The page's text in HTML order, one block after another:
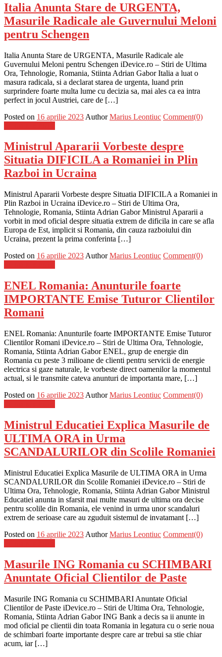
Italia Anunta Stare de URGENTA,
Masurile Radicale ale Guvernului Meloni
pentru Schengen
Italia Anunta Stare de URGENTA, Masurile Radicale ale
Guvernului Meloni pentru Schengen iDevice.ro – Stiri de Ultima
Ora, Tehnologie, Romania, Stiinta Adrian Gabor Italia a luat o
masura radicala, si a declarat starea de urgenta, luand prin
surprindere foarte multa lume cu decizia sa, mai ales ca ea intra
perfect in jocul Austriei, care de […]
Posted on 16 aprilie 2023 Author Marius Leontiuc Comment(0)
Ministrul Apararii Vorbeste despre
Situatia DIFICILA a Romaniei in Plin
Razboi in Ucraina
Ministrul Apararii Vorbeste despre Situatia DIFICILA a Romaniei in
Plin Razboi in Ucraina iDevice.ro – Stiri de Ultima Ora,
Tehnologie, Romania, Stiinta Adrian Gabor Ministrul Apararii a
vorbit in mod oficial despre situatia extrem de dificila in care se afla
Europa de Est, implicit si Romania, din cauza razboiului din
Ucraina, prezent la prima conferinta […]
Posted on 16 aprilie 2023 Author Marius Leontiuc Comment(0)
ENEL Romania: Anunturile foarte
IMPORTANTE Emise Tuturor Clientilor
Romani
ENEL Romania: Anunturile foarte IMPORTANTE Emise Tuturor
Clientilor Romani iDevice.ro – Stiri de Ultima Ora, Tehnologie,
Romania, Stiinta Adrian Gabor ENEL, grup de energie din
Romania cu peste 3 milioane de clienti pentru servicii de energie
electrica si gaze naturale, le vorbeste direct oamenilor la momentul
actual, si le transmite cateva anunturi de importanta mare, […]
Posted on 16 aprilie 2023 Author Marius Leontiuc Comment(0)
Ministrul Educatiei Explica Masurile de
ULTIMA ORA in Urma
SCANDALURILOR din Scolile Romaniei
Ministrul Educatiei Explica Masurile de ULTIMA ORA in Urma
SCANDALURILOR din Scolile Romaniei iDevice.ro – Stiri de
Ultima Ora, Tehnologie, Romania, Stiinta Adrian Gabor Ministrul
Educatiei anunta in sfarsit mai multe masuri de ultima ora decise
pentru scolile din Romania, ele venind in urma unor scandaluri
extrem de serioase care au zguduit sistemul de invatamant […]
Posted on 16 aprilie 2023 Author Marius Leontiuc Comment(0)
Masurile ING Romania cu SCHIMBARI
Anuntate Oficial Clientilor de Paste
Masurile ING Romania cu SCHIMBARI Anuntate Oficial
Clientilor de Paste iDevice.ro – Stiri de Ultima Ora, Tehnologie,
Romania, Stiinta Adrian Gabor ING Bank a decis sa ii anunte in
mod oficial pe clientii din toata Romania in legatura cu o serie noua
de schimbari foarte importante despre care ar trebui sa stie chiar
acum, iar […]